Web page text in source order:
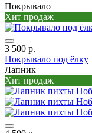
Покрывало
Хит продаж
3 500 р.
Покрывало под ёлку
Лапник
Хит продаж